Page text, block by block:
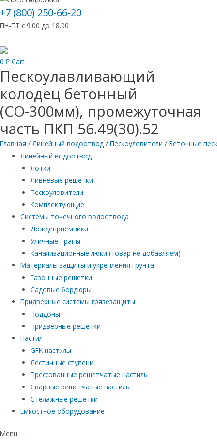
+7 (800) 250-66-20
ПН-ПТ с 9.00 до 18.00
0 ₽ Cart
Пескоулавливающий
колодец бетонный
(СО-300мм), промежуточная
часть ПКП 56.49(30).52
Главная /Линейный водоотвод / Пескоуловители / Бетонные
Линейный водоотвод
Лотки
Ливневые решетки
Пескоуловители
Комплектующие
Системы точечного водоотвода
Дождеприемники
Уличные трапы
Канализационные люки (товар не добавляем)
Материалы защиты и укрепления грунта
Газонные решетки
Садовые бордюры
Придверные системы грязезащиты
Поддоны
Придверные решетки
Настил
GFK настилы
Лестичные ступени
Прессованные решетчатые настилы
Сварные решетчатые настилы
Стелажные решетки
Емкостное оборудование
Menu